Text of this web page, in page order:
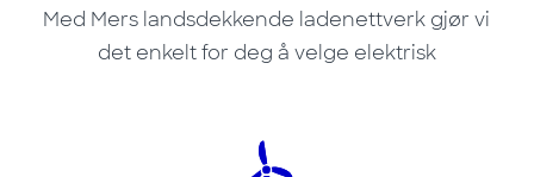
Med Mers landsdekkende ladenettverk gjør vi
det enkelt for deg å velge elektrisk